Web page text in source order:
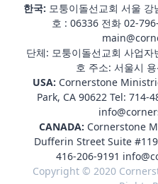
한국: 모퉁이돌선교회 서울
호 : 06336 전화 02-
단체: 모퉁이돌선교회 사업
호 주소: 서울시
USA: Cornerstone
Park, CA 90622 Tel: 714-
CANADA: Cornerstone
Dufferin Street Suite
416-206-9191
Copyright © 2020